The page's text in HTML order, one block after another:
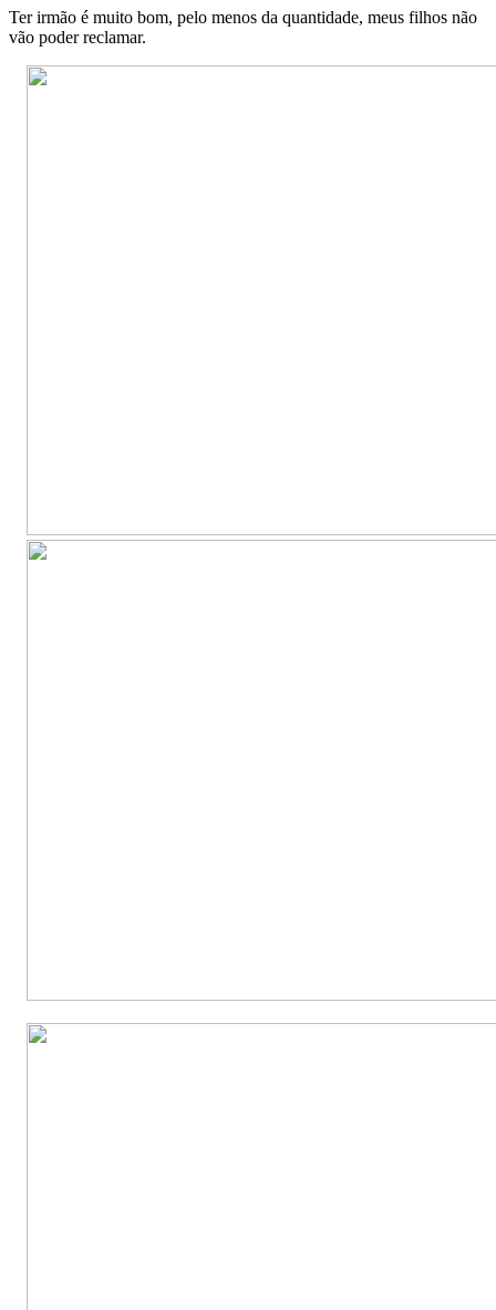
Ter irmão é muito bom, pelo menos da quantidade, meus filhos não
vão poder reclamar.